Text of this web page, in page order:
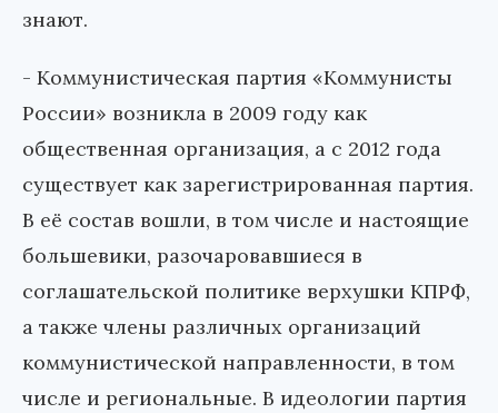
знают.
- Коммунистическая партия «Коммунисты
России» возникла в 2009 году как
общественная организация, а с 2012 года
существует как зарегистрированная партия.
В её состав вошли, в том числе и настоящие
большевики, разочаровавшиеся в
соглашательской политике верхушки КПРФ,
а также члены различных организаций
коммунистической направленности, в том
числе и региональные. В идеологии партия